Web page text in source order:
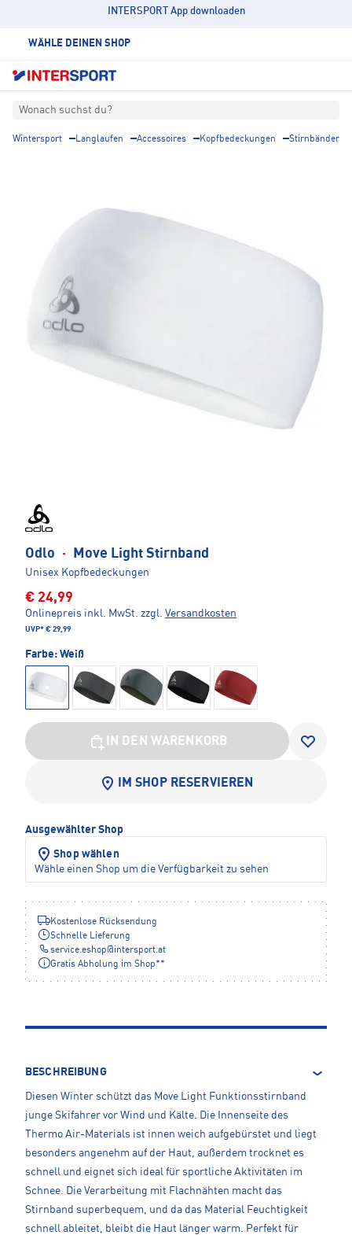
INTERSPORT App downloaden
WÄHLE DEINEN SHOP
Wonach suchst du?
Wintersport Langlaufen Accessoires Kopfbedeckungen Stirnbänder
Odlo · Move Light Stirnband
Unisex Kopfbedeckungen
€ 24,99
Onlinepreis inkl. MwSt. zzgl. Versandkosten
UVP* € 29,99
Farbe: Weiß
IN DEN WARENKORB
IM SHOP RESERVIEREN
Ausgewählter Shop
Shop wählen
Wähle einen Shop um die Verfügbarkeit zu sehen
Kostenlose Rücksendung
Schnelle Lieferung
service.eshop@intersport.at
Gratis Abholung im Shop**
BESCHREIBUNG
Diesen Winter schützt das Move Light Funktionsstirnband
junge Skifahrer vor Wind und Kälte. Die Innenseite des
Thermo Air-Materials ist innen weich aufgebürstet und liegt
besonders angenehm auf der Haut, außerdem trocknet es
schnell und eignet sich ideal für sportliche Aktivitäten im
Schnee. Die Verarbeitung mit Flachnähten macht das
Stirnband superbequem, und da das Material Feuchtigkeit
schnell ableitet, bleibt die Haut länger warm. Perfekt für